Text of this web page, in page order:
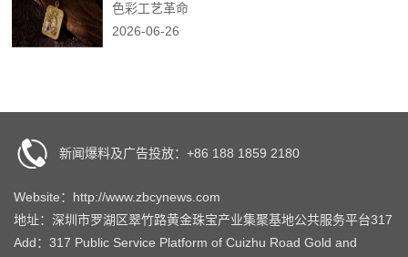
色彩工艺革命
2026-06-26
新闻爆料及广告投放：+86 188 1859 2180
Website：http://www.zbcynews.com
地址：深圳市罗湖区翠竹路黄金珠宝产业集聚基地公共服务平台317
Add：317 Public Service Platform of Cuizhu Road Gold and